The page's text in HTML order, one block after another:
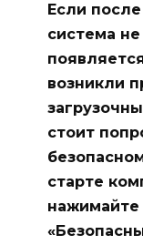
Если
система
возникли
стоит
старте
нажимайте